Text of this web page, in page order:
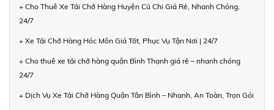
+ Cho Thuê Xe Tải Chở Hàng Huyện Củ Chi Giá Rẻ, Nhanh Chóng,
24/7
+ Xe Tải Chở Hàng Hóc Môn Giá Tốt, Phục Vụ Tận Nơi | 24/7
+ Cho thuê xe tải chở hàng quận Bình Thạnh giá rẻ – nhanh chóng
24/7
+ Dịch Vụ Xe Tải Chở Hàng Quận Tân Bình – Nhanh, An Toàn, Trọn Gói